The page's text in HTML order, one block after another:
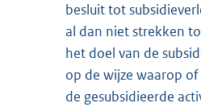
besluit tot
al dan niet strekken
het doel van de
op de wijze waarop
de gesubsidieerde